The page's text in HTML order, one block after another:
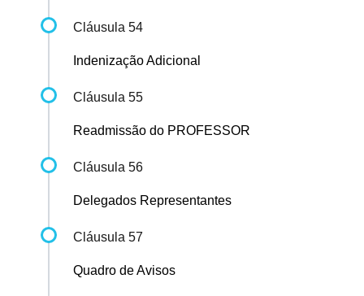
Cláusula 54
Indenização Adicional
Cláusula 55
Readmissão do PROFESSOR
Cláusula 56
Delegados Representantes
Cláusula 57
Quadro de Avisos